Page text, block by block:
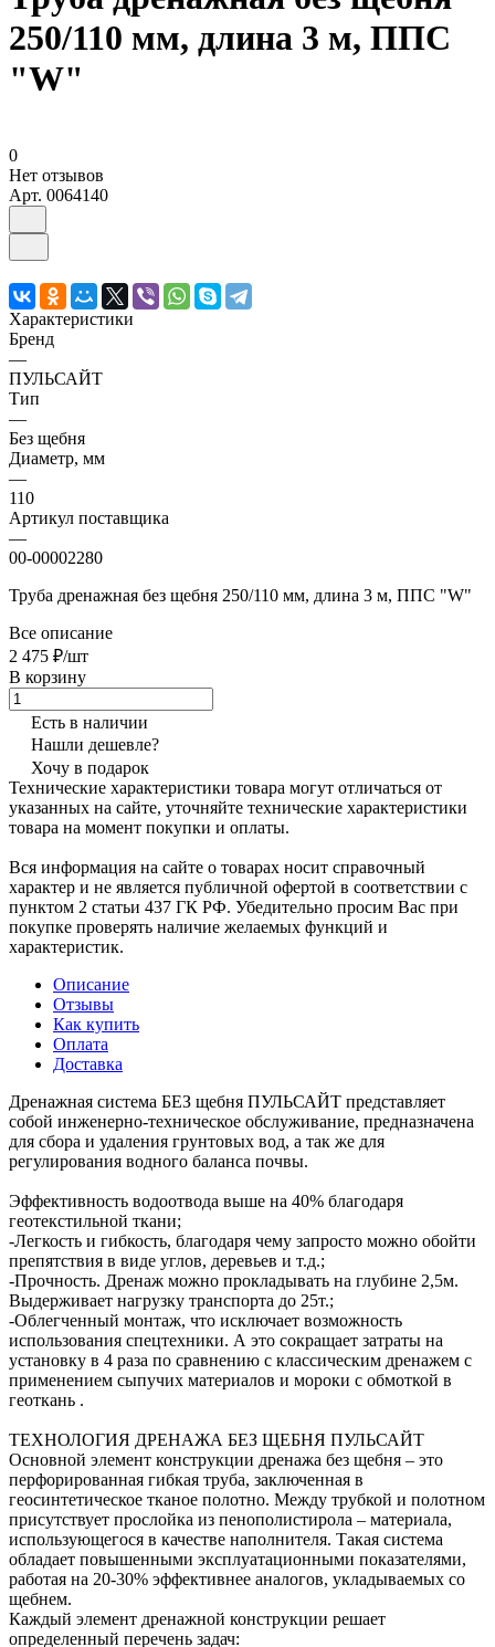
250/110 мм, длина 3 м, ППС
"W"
0
Нет отзывов
Арт. 0064140
Характеристики
Бренд
—
ПУЛЬСАЙТ
Тип
—
Без щебня
Диаметр, мм
—
110
Артикул поставщика
—
00-00002280
Труба дренажная без щебня 250/110 мм, длина 3 м, ППС "W"
Все описание
2 475 ₽/шт
В корзину
Есть в наличии
Нашли дешевле?
Хочу в подарок
Технические характеристики товара могут отличаться от
указанных на сайте, уточняйте технические характеристики
товара на момент покупки и оплаты.
Вся информация на сайте о товарах носит справочный
характер и не является публичной офертой в соответствии с
пунктом 2 статьи 437 ГК РФ. Убедительно просим Вас при
покупке проверять наличие желаемых функций и
характеристик.
Описание
Отзывы
Как купить
Оплата
Доставка
Дренажная система БЕЗ щебня ПУЛЬСАЙТ представляет
собой инженерно-техническое обслуживание, предназначена
для сбора и удаления грунтовых вод, а так же для
регулирования водного баланса почвы.
Эффективность водоотвода выше на 40% благодаря
геотекстильной ткани;
-Легкость и гибкость, благодаря чему запросто можно обойти
препятствия в виде углов, деревьев и т.д.;
-Прочность. Дренаж можно прокладывать на глубине 2,5м.
Выдерживает нагрузку транспорта до 25т.;
-Облегченный монтаж, что исключает возможность
использования спецтехники. А это сокращает затраты на
установку в 4 раза по сравнению с классическим дренажем с
применением сыпучих материалов и мороки с обмоткой в
геоткань .
ТЕХНОЛОГИЯ ДРЕНАЖА БЕЗ ЩЕБНЯ ПУЛЬСАЙТ
Основной элемент конструкции дренажа без щебня – это
перфорированная гибкая труба, заключенная в
геосинтетическое тканое полотно. Между трубкой и полотном
присутствует прослойка из пенополистирола – материала,
использующегося в качестве наполнителя. Такая система
обладает повышенными эксплуатационными показателями,
работая на 20-30% эффективнее аналогов, укладываемых со
щебнем.
Каждый элемент дренажной конструкции решает
определенный перечень задач: